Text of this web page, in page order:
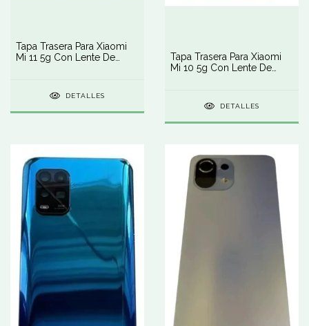
Tapa Trasera Para Xiaomi
Mi 11 5g Con Lente De
DETALLES
Tapa Trasera Para Xiaomi
Mi 10 5g Con Lente De
DETALLES